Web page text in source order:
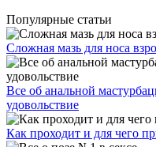
Популярные статьи
Сложная мазь для носа
Все об анальной
удовольствие
Как проходит и для чего